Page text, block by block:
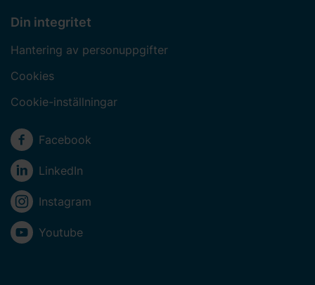
Din integritet
Hantering av personuppgifter
Cookies
Cookie-inställningar
Sociala medier
Facebook
LinkedIn
Instagram
Youtube